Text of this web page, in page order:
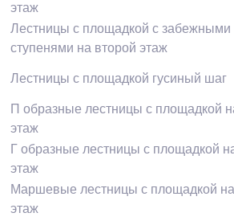
этаж
Лестницы с площадкой с забежными
ступенями на второй этаж
Лестницы с площадкой гусиный шаг
П образные лестницы с площадкой
этаж
Г образные лестницы с площадкой
этаж
Маршевые лестницы с площадкой
этаж